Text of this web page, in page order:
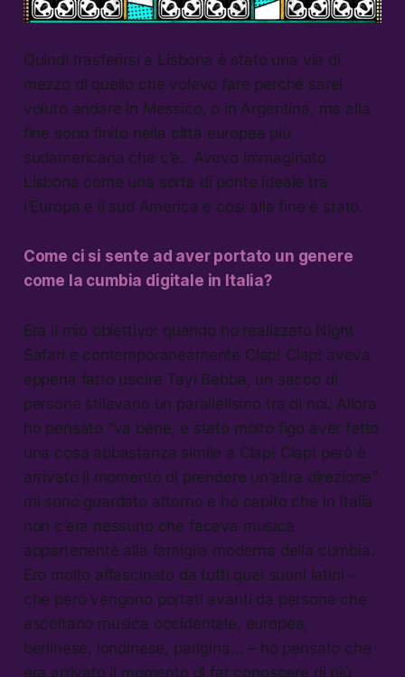
Quindi trasferirsi a Lisbona è stato una via di
mezzo di quello che volevo fare perché sarei
voluto andare in Messico, o in Argentina, ma alla
fine sono finito nella città europea più
sudamericana che c’è. Avevo immaginato
Lisbona come una sorta di ponte ideale tra
l’Europa e il sud America e cosi alla fine è stato.
Come ci si sente ad aver portato un genere
come la cumbia digitale in Italia?
Era il mio obiettivo: quando ho realizzato Night
Safari e contemporaneamente Clap! Clap! aveva
appena fatto uscire Tayi Bebba, un sacco di
persone stilavano un parallelismo tra di noi. Allora
ho pensato “va bene, è stato molto figo aver fatto
una cosa abbastanza simile a Clap! Clap! però è
arrivato il momento di prendere un’altra direzione”
mi sono guardato attorno e ho capito che in Italia
non c’era nessuno che faceva musica
appartenente alla famiglia moderna della cumbia.
Ero molto affascinato da tutti quei suoni latini –
che però vengono portati avanti da persone che
ascoltano musica occidentale, europea,
berlinese, londinese, parigina… – ho pensato che
era arrivato il momento di far conoscere di più